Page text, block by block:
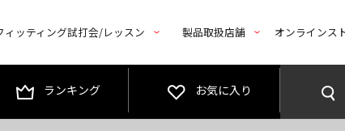
ィッティング試打会/レッスン 製品取扱店舗 オンラインス
ランキング お気に入り
円OFFクーポンプレゼント！